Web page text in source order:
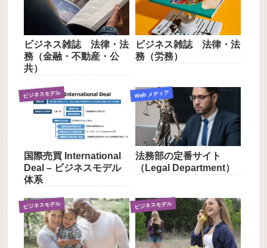
ビジネス雑誌 法律・法
務（金融・不動産・公
共）
ビジネス雑誌 法律・法
務（労務）
ビジネスモデル
国際売買 International
Deal – ビジネスモデル
体系
Web メディア
法務部の定番サイト
（Legal Department）
ビジネスモデル ビジネスモデル